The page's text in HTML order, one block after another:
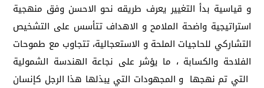
و قياسية بدأ التغيير يعرف طريقه نحو الاحسن وفق منهجية
استراتيجية واضحة الملامح و الاهداف تتأسس على التشخيص
التشاركي للحاجيات الملحة و الاستعجالية، تتجاوب مع طموحات
الفلاحة والكسابة ، ما يؤشر على نجاعة الهندسة الشمولية
التي تم نهجها و المجهودات التي يبذلها هذا الرجل كإنسان